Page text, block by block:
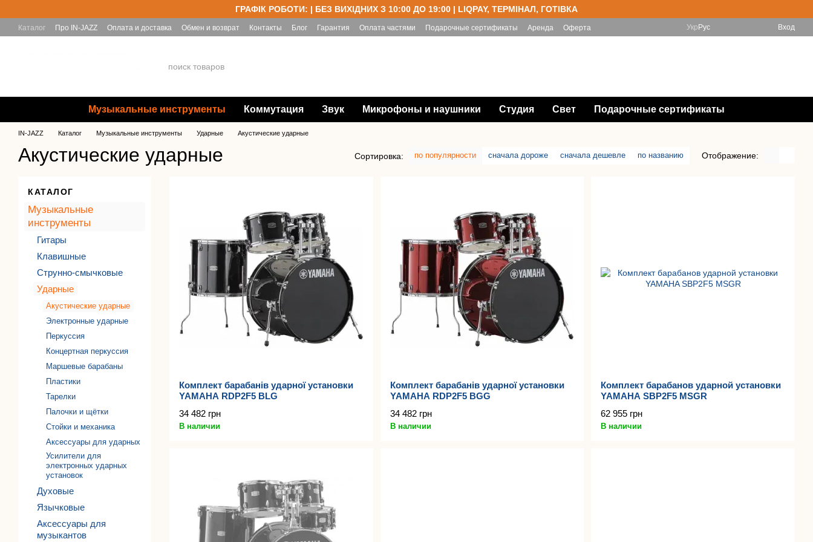
ГРАФІК РОБОТИ: | БЕЗ ВИХІДНИХ З 10:00 ДО 19:00 | LIQPAY, ТЕРМІНАЛ, ГОТІВКА
Каталог Про IN-JAZZ Оплата и доставка Обмен и возврат Контакты Блог Гарантия Оплата частями Подарочные сертификаты Аренда
Оферта
Укр Рус Вход
Музыкальные инструменты Коммутация Звук Микрофоны и наушники Студия Свет Подарочные сертификаты
IN-JAZZ Каталог Музыкальные инструменты Ударные Акустические ударные
Акустические ударные Сортировка: по популярности сначала дороже сначала дешевле по названию Отображение:
Комплект барабанів ударної установки
YAMAHA RDP2F5 BLG
34 482 грн
В наличии
Комплект барабанів ударної установки
YAMAHA RDP2F5 BGG
34 482 грн
В наличии
Комплект барабанов ударной установки
YAMAHA SBP2F5 MSGR
62 955 грн
В наличии
КАТАЛОГ
Музыкальные
инструменты
Гитары
Клавишные
Струнно-смычковые
Ударные
Акустические ударные
Электронные ударные
Перкуссия
Концертная перкуссия
Маршевые барабаны
Пластики
Тарелки
Палочки и щётки
Стойки и механика
Аксессуары для ударных
Усилители для
электронных ударных
установок
Духовые
Язычковые
Аксессуары для
музыкантов